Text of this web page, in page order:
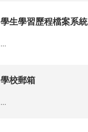
學生學習歷程檔案系統
...
學校郵箱
...